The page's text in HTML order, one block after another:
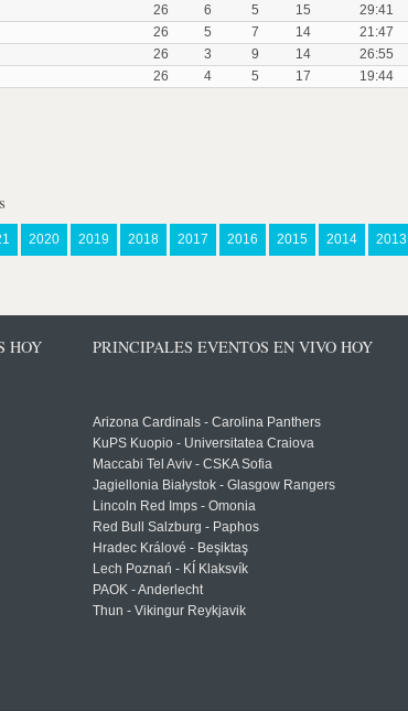
26 6 5 15 29:41
26 5 7 14 21:47
26 3 9 14 26:55
26 4 5 17 19:44
2020 2019 2018 2017 2016 2015 2014 2013
HOY PRINCIPALES EVENTOS EN VIVO HOY
Arizona Cardinals - Carolina Panthers
KuPS Kuopio - Universitatea Craiova
Maccabi Tel Aviv - CSKA Sofia
Jagiellonia Białystok - Glasgow Rangers
Lincoln Red Imps - Omonia
Red Bull Salzburg - Paphos
Hradec Králové - Beşiktaş
Lech Poznań - KÍ Klaksvík
PAOK - Anderlecht
Thun - Vikingur Reykjavik